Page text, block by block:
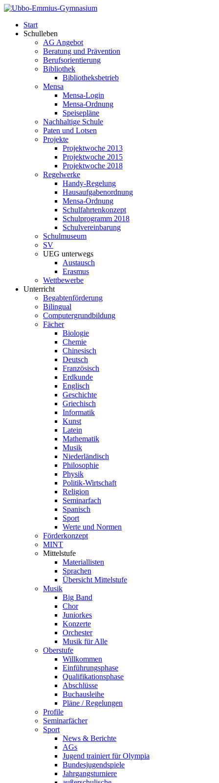
Start
Schulleben
AG Angebot
Beratung und Prävention
Berufsorientierung
Bibliothek
Bibliotheksbetrieb
Mensa
Mensa-Login
Mensa-Ordnung
Speisepläne
Nachhaltige Schule
Paten und Lotsen
Projekte
Projektwoche 2013
Projektwoche 2015
Projektwoche 2018
Regelwerke
Handy-Regelung
Hausaufgabenordnung
Mensa-Ordnung
Schulfahrtenkonzept
Schulprogramm 2018
Schulvereinbarung
Schulmuseum
SV
UEG unterwegs
Austausch
Erasmus
Wettbewerbe
Unterricht
Begabtenförderung
Bilingual
Computergrundbildung
Fächer
Biologie
Chemie
Chinesisch
Deutsch
Französisch
Erdkunde
Englisch
Geschichte
Griechisch
Informatik
Kunst
Latein
Mathematik
Musik
Niederländisch
Philosophie
Physik
Politik-Wirtschaft
Religion
Seminarfach
Spanisch
Sport
Werte und Normen
Förderkonzept
MINT
Mittelstufe
Materiallisten
Sprachen
Übersicht Mittelstufe
Musik
Big Band
Chor
Juniorkes
Konzerte
Orchester
Musik für Alle
Oberstufe
Willkommen
Einführungsphase
Qualifikationsphase
Abschlüsse
Buchausleihe
Pläne / Regelungen
Profile
Seminarfächer
Sport
News & Berichte
AGs
Jugend trainiert für Olympia
Bundesjugendspiele
Jahrgangsturniere